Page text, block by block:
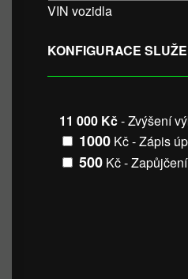
VIN vozidla
KONFIGURACE
11 000 Kč- Zvýšení
1000 Kč - Zápis
500 Kč -